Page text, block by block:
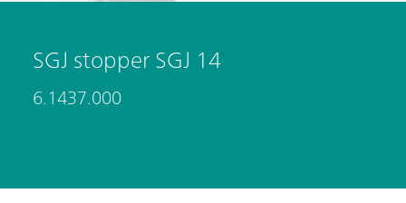
SGJ stopper SGJ 14
6.1437.000